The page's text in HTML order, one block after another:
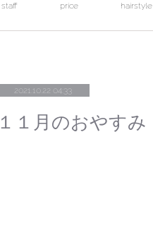
staff price hairstyle
2021.10.22 04:33
１１月のおやすみ